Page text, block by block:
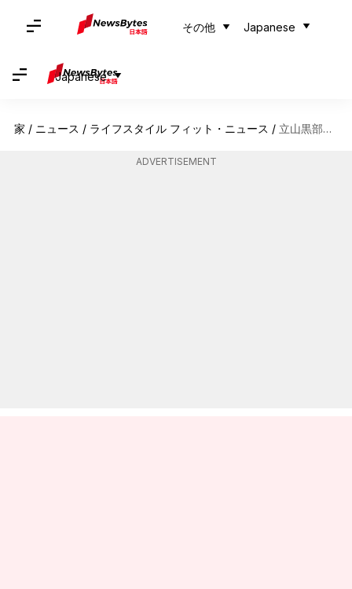
その他 Japanese
Japanese
家 / ニュース / ライフスタイル フィット・ニュース / 立山黒部アルペンルート：冒険者の究極の旅
ADVERTISEMENT